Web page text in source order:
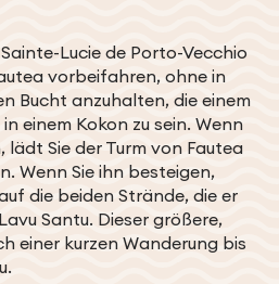
Lucie de Porto-Vecchio
vorbeifahren, ohne in
Bucht anzuhalten, die einem
einem Kokon zu sein. Wenn
lädt Sie der Turm von Fautea
Wenn Sie ihn besteigen,
die beiden Strände, die er
Santu. Dieser größere,
einer kurzen Wanderung bis